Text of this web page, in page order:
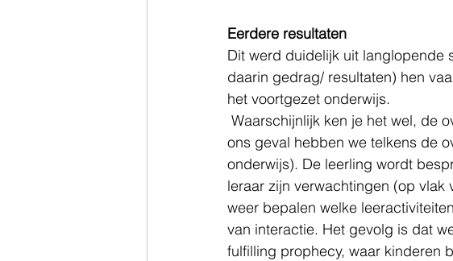
Eerdere resultaten
Dit werd duidelijk uit langlopende
daarin gedrag/ resultaten) hen
het voortgezet onderwijs.
ons geval hebben we telkens de
onderwijs). De leerling wordt
leraar zijn verwachtingen (op
weer bepalen welke
van interactie. Het gevolg is dat
fulfilling prophecy, waar kinderen